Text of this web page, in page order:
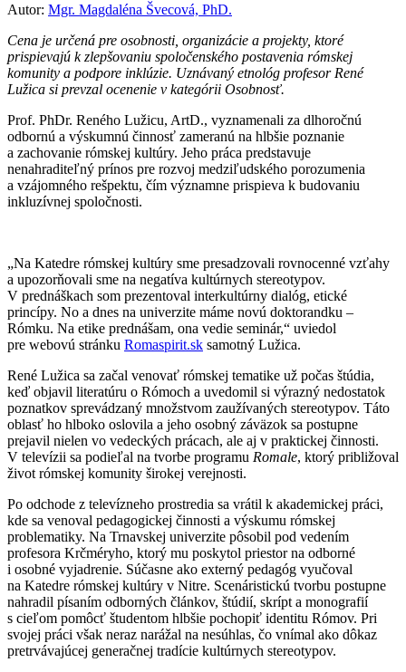
Autor: Mgr. Magdaléna Švecová, PhD.
Cena je určená pre osobnosti, organizácie a projekty, ktoré
prispievajú k zlepšovaniu spoločenského postavenia rómskej
komunity a podpore inklúzie. Uznávaný etnológ profesor René
Lužica si prevzal ocenenie v kategórii Osobnosť.
Prof. PhDr. Reného Lužicu, ArtD., vyznamenali za dlhoročnú
odbornú a výskumnú činnosť zameranú na hlbšie poznanie
a zachovanie rómskej kultúry. Jeho práca predstavuje
nenahraditeľný prínos pre rozvoj medziľudského porozumenia
a vzájomného rešpektu, čím významne prispieva k budovaniu
inkluzívnej spoločnosti.
„Na Katedre rómskej kultúry sme presadzovali rovnocenné vzťahy
a upozorňovali sme na negatíva kultúrnych stereotypov.
V prednáškach som prezentoval interkultúrny dialóg, etické
princípy. No a dnes na univerzite máme novú doktorandku –
Rómku. Na etike prednášam, ona vedie seminár,“ uviedol
pre webovú stránku Romaspirit.sk samotný Lužica.
René Lužica sa začal venovať rómskej tematike už počas štúdia,
keď objavil literatúru o Rómoch a uvedomil si výrazný nedostatok
poznatkov sprevádzaný množstvom zaužívaných stereotypov. Táto
oblasť ho hlboko oslovila a jeho osobný záväzok sa postupne
prejavil nielen vo vedeckých prácach, ale aj v praktickej činnosti.
V televízii sa podieľal na tvorbe programu Romale, ktorý približoval
život rómskej komunity širokej verejnosti.
Po odchode z televízneho prostredia sa vrátil k akademickej práci,
kde sa venoval pedagogickej činnosti a výskumu rómskej
problematiky. Na Trnavskej univerzite pôsobil pod vedením
profesora Krčméryho, ktorý mu poskytol priestor na odborné
i osobné vyjadrenie. Súčasne ako externý pedagóg vyučoval
na Katedre rómskej kultúry v Nitre. Scenáristickú tvorbu postupne
nahradil písaním odborných článkov, štúdií, skrípt a monografií
s cieľom pomôcť študentom hlbšie pochopiť identitu Rómov. Pri
svojej práci však neraz narážal na nesúhlas, čo vnímal ako dôkaz
pretrvávajúcej generačnej tradície kultúrnych stereotypov.